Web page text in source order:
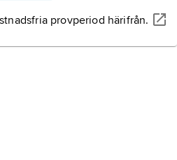
provperiod härifrån.